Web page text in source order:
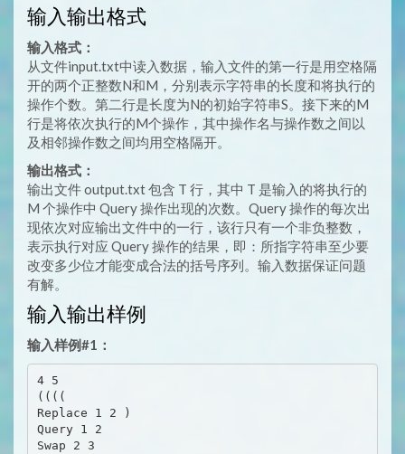
输入输出格式
输入格式：
从文件input.txt中读入数据，输入文件的第一行是用空格隔
开的两个正整数N和M，分别表示字符串的长度和将执行的
操作个数。第二行是长度为N的初始字符串S。接下来的M
行是将依次执行的M个操作，其中操作名与操作数之间以
及相邻操作数之间均用空格隔开。
输出格式：
输出文件 output.txt 包含 T 行，其中 T 是输入的将执行的
M 个操作中 Query 操作出现的次数。Query 操作的每次出
现依次对应输出文件中的一行，该行只有一个非负整数，
表示执行对应 Query 操作的结果，即：所指字符串至少要
改变多少位才能变成合法的括号序列。输入数据保证问题
有解。
输入输出样例
输入样例#1：
4 5
((((
Replace 1 2 )
Query 1 2
Swap 2 3